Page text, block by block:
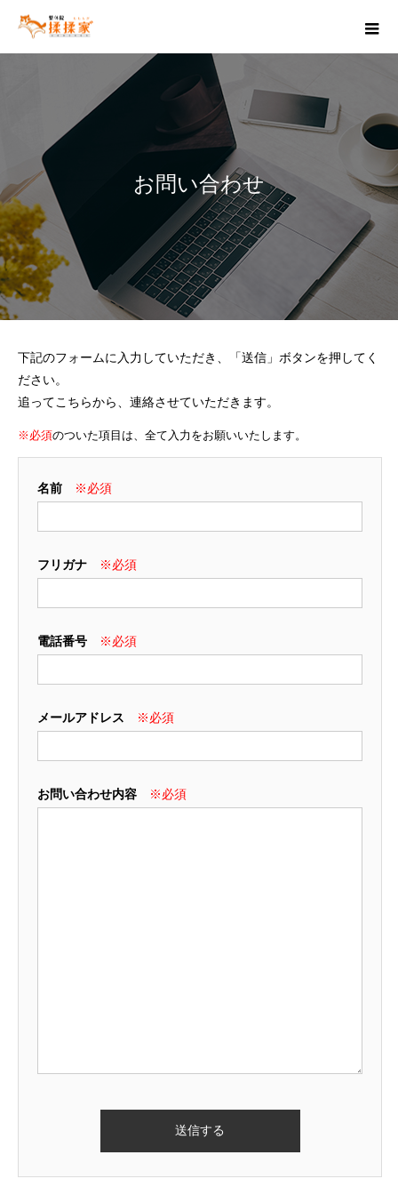
お問い合わせ
下記のフォームに入力していただき、「送信」ボタンを押してく
ださい。
追ってこちらから、連絡させていただきます。
※必須のついた項目は、全て入力をお願いいたします。
名前
フリガナ
電話番号
メールアドレス
お問い合わせ内容